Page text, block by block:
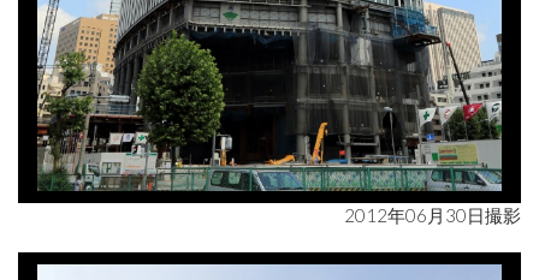
2012年06月30日撮影